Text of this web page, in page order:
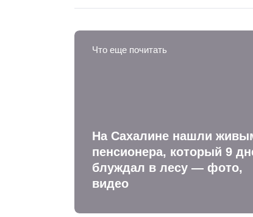
Что еще почитать
На Сахалине нашли
пенсионера, который 9
блуждал в лесу — фото,
видео